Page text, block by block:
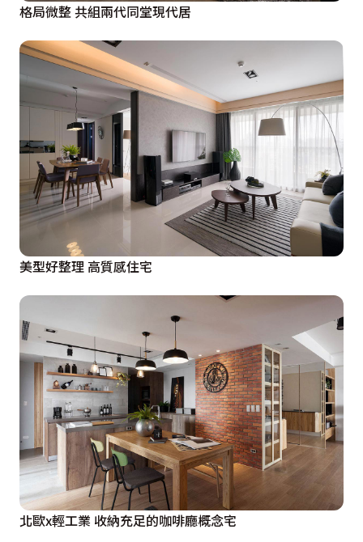
格局微整 共組兩代同堂現代居
美型好整理 高質感住宅
北歐x輕工業 收納充足的咖啡廳概念宅